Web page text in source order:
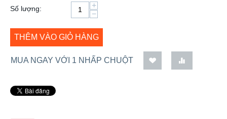
Số lượng:
+
−
THÊM VÀO GIỎ HÀNG
MUA NGAY VỚI 1 NHẤP CHUỘT